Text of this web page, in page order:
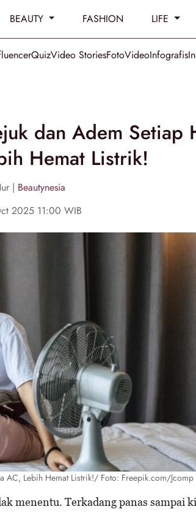
BEAUTY FASHION LIFE
QuizVideo StoriesFotoVideoInfografis
dan Adem Setiap
Hemat Listrik!
| Beautynesia
2025 11:00 WIB
AC, Lebih Hemat Listrik!/ Foto: Freepik.com/Jcomp
menentu. Terkadang panas sampai